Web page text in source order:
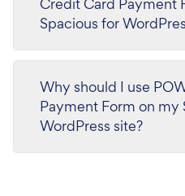
Spacious for
Why should I use
Payment Form on my
WordPress site?